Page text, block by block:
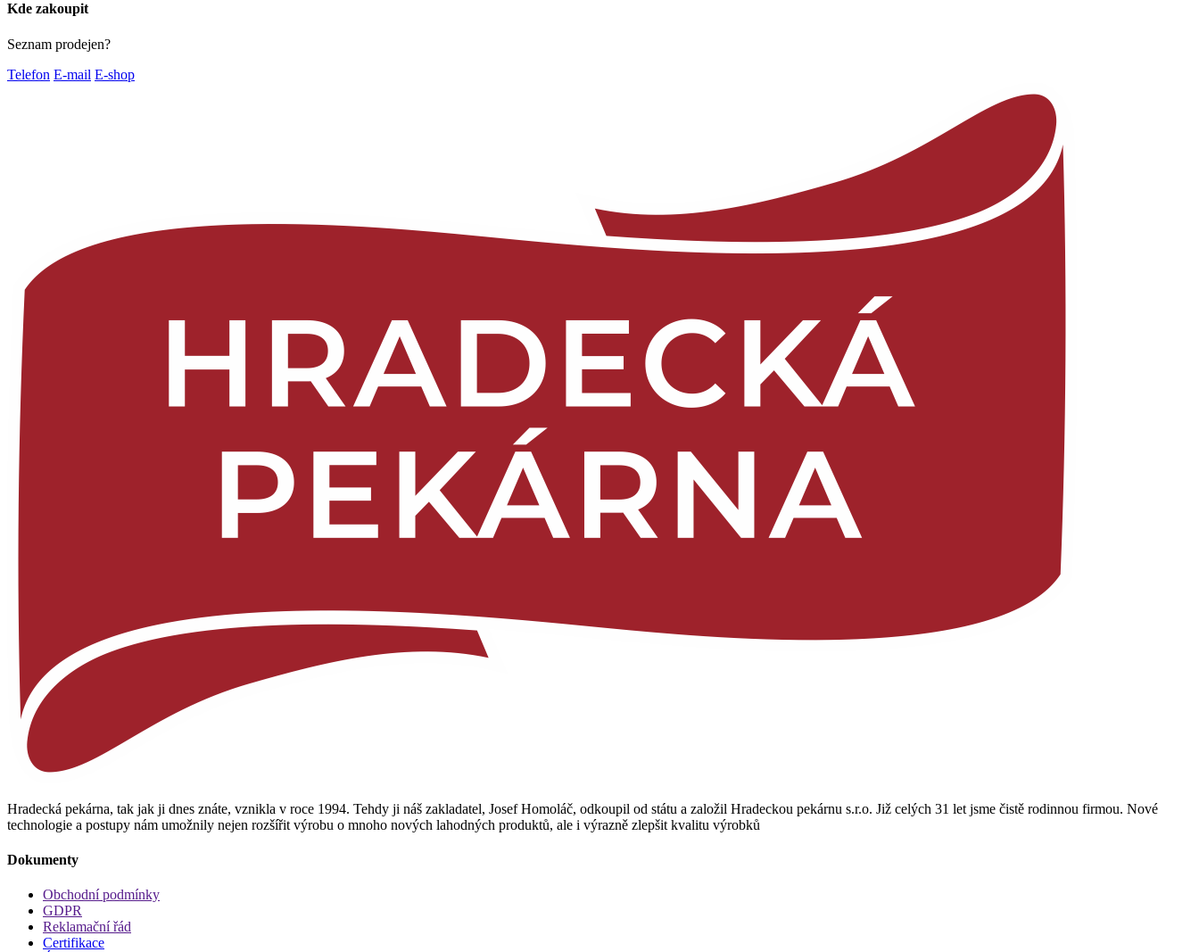
Kde zakoupit
Seznam prodejen?
Telefon E-mail E-shop
Hradecká pekárna, tak jak ji dnes znáte, vznikla v roce 1994. Tehdy ji náš zakladatel, Josef Homoláč, odkoupil od státu a založil Hradeckou pekárnu s.r.o. Již celých 31 let jsme čistě rodinnou firmou. Nové
technologie a postupy nám umožnily nejen rozšířit výrobu o mnoho nových lahodných produktů, ale i výrazně zlepšit kvalitu výrobků
Dokumenty
Obchodní podmínky
GDPR
Reklamační řád
Certifikace